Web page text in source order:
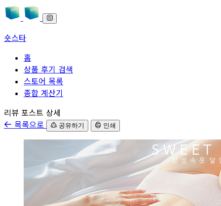
숏스타
홈
상품 후기 검색
스토어 목록
종합 계산기
본문으로 바로가기
리뷰 포스트 상세
목록으로
공유하기 인쇄